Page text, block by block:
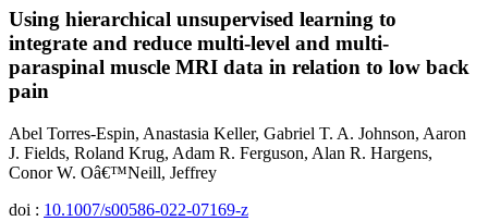
Using hierarchical unsupervised learning to
integrate and reduce multi-level and multi-
paraspinal muscle MRI data in relation to low back
pain
Abel Torres-Espin, Anastasia Keller, Gabriel T. A. Johnson, Aaron
J. Fields, Roland Krug, Adam R. Ferguson, Alan R. Hargens,
Conor W. Oâ€™Neill, Jeffrey
doi : 10.1007/s00586-022-07169-z